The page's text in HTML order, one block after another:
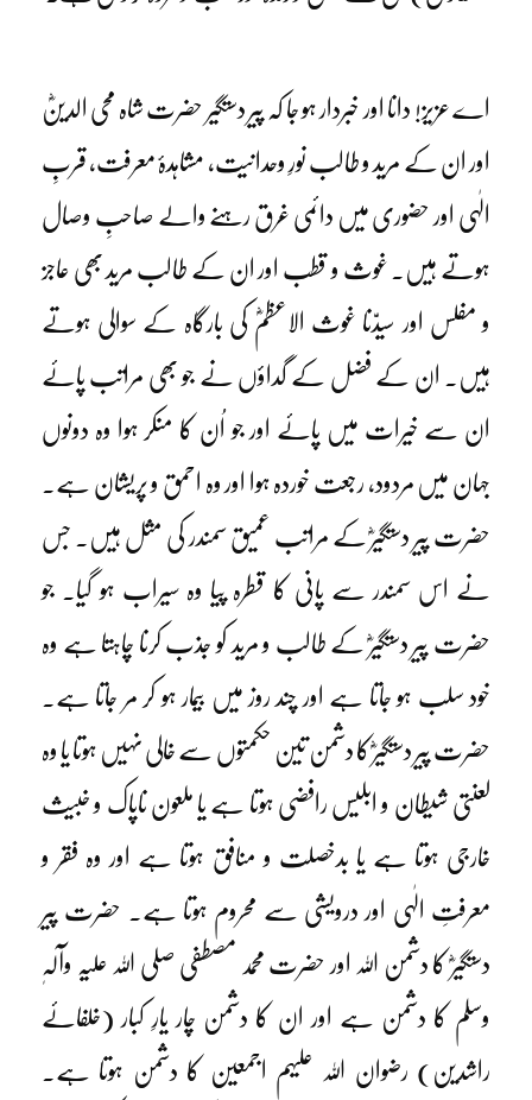
اے عزیز! دانا اور خبردار ہو جا کہ پیر دستگیر حضرت شاہ محی الدینؓ
اور ان کے مرید و طالب نورِ وحدانیت، مشاہدۂ معرفت، قربِ
الٰہی اور حضوری میں دائمی غرق رہنے والے صاحبِ وصال
ہوتے ہیں۔ غوث و قطب اور ان کے طالب مرید بھی عاجز
و مفلس اور سیدّنا غوث الاعظمؓ کی بارگاہ کے سوالی ہوتے
ہیں۔ ان کے فضل کے گداؤں نے جو بھی مراتب پائے
ان سے خیرات میں پائے اور جو اُن کا منکر ہوا وہ دونوں
جہان میں مردود، رجعت خوردہ ہوا اور وہ احمق و پریشان ہے۔
حضرت پیر دستگیرؓ کے مراتب عمیق سمندر کی مثل ہیں۔ جس
نے اس سمندر سے پانی کا قطرہ پیا وہ سیراب ہو گیا۔ جو
حضرت پیر دستگیرؓ کے طالب و مرید کو جذب کرنا چاہتا ہے وہ
خود سلب ہو جاتا ہے اور چند روز میں بیمار ہو کر مر جاتا ہے۔
حضرت پیر دستگیرؓ کا دشمن تین حکمتوں سے خالی نہیں ہوتا یا وہ
لعنتی شیطان و ابلیس رافضی ہوتا ہے یا ملعون ناپاک و خبیث
خارجی ہوتا ہے یا بدخصلت و منافق ہوتا ہے اور وہ فقر و
معرفتِ الٰہی اور درویشی سے محروم ہوتا ہے۔ حضرت پیر
دستگیرؓ کا دشمن اللہ اور حضرت محمد مصطفی صلی اللہ علیہ وآلہٖ
وسلم کا دشمن ہے اور ان کا دشمن چار یارِ کبار (خلفائے
راشدین) رضوان اللہ علیہم اجمعین کا دشمن ہوتا ہے۔